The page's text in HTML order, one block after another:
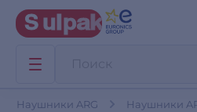
Наушники ARG Наушники